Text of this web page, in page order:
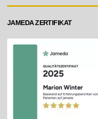
JAMEDA ZERTIFIKAT